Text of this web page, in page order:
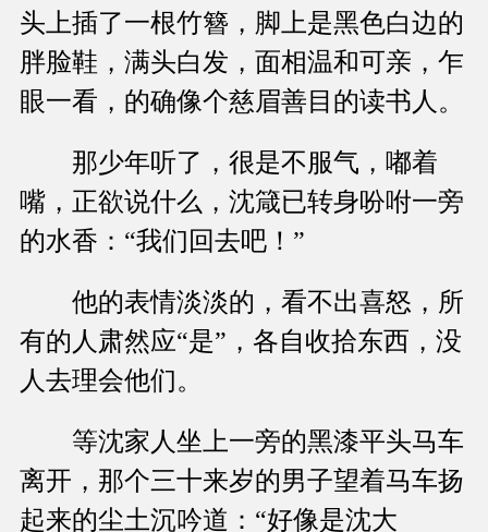
头上插了一根竹簪，脚上是黑色白边的
胖脸鞋，满头白发，面相温和可亲，乍
眼一看，的确像个慈眉善目的读书人。
那少年听了，很是不服气，嘟着
嘴，正欲说什么，沈箴已转身吩咐一旁
的水香：“我们回去吧！”
他的表情淡淡的，看不出喜怒，所
有的人肃然应“是”，各自收拾东西，没
人去理会他们。
等沈家人坐上一旁的黑漆平头马车
离开，那个三十来岁的男子望着马车扬
起来的尘土沉吟道：“好像是沈大